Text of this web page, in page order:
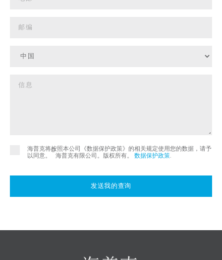
海普克将按照本公司《数据保护政策》的相关规定使用您的数据，请予
以同意。
©
海普克有限公司。版权所有。 数据保护政策.
发送我的查询